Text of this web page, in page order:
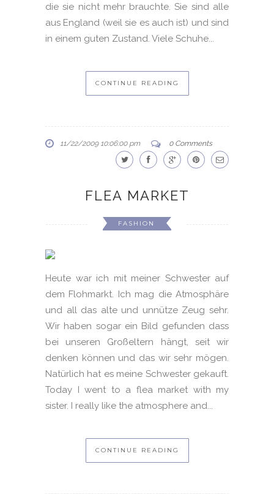
die sie nicht mehr brauchte. Sie sind alle
aus England (weil sie es auch ist) und sind
in einem guten Zustand. Viele Schuhe...
CONTINUE READING
11/22/2009 10:06:00 pm 0 Comments
FLEA MARKET
FASHION
Heute war ich mit meiner Schwester auf
dem Flohmarkt. Ich mag die Atmosphäre
und all das alte und unnütze Zeug sehr.
Wir haben sogar ein Bild gefunden dass
bei unseren Großeltern hängt, seit wir
denken können und das wir sehr mögen.
Natürlich hat es meine Schwester gekauft.
Today I went to a flea market with my
sister. I really like the atmosphere and...
CONTINUE READING